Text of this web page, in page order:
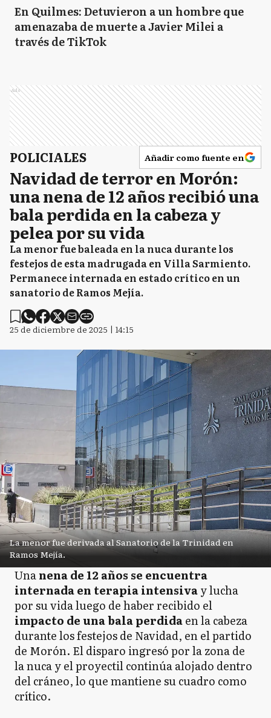
En Quilmes: Detuvieron a un hombre que
amenazaba de muerte a Javier Milei a
través de TikTok
Ads
POLICIALES Añadir como fuente en
Navidad de terror en Morón:
una nena de 12 años recibió una
bala perdida en la cabeza y
pelea por su vida
La menor fue baleada en la nuca durante los
festejos de esta madrugada en Villa Sarmiento.
Permanece internada en estado crítico en un
sanatorio de Ramos Mejía.
25 de diciembre de 2025 | 14:15
La menor fue derivada al Sanatorio de la Trinidad en
Ramos Mejía.
Unanena de 12 años se encuentra
internada en terapia intensivay lucha
por su vida luego de haber recibido el
impacto de una bala perdidaen la cabeza
durante los festejos de Navidad, en el partido
de Morón. El disparo ingresó por la zona de
la nuca y el proyectil continúa alojado dentro
del cráneo, lo que mantiene su cuadro como
crítico.